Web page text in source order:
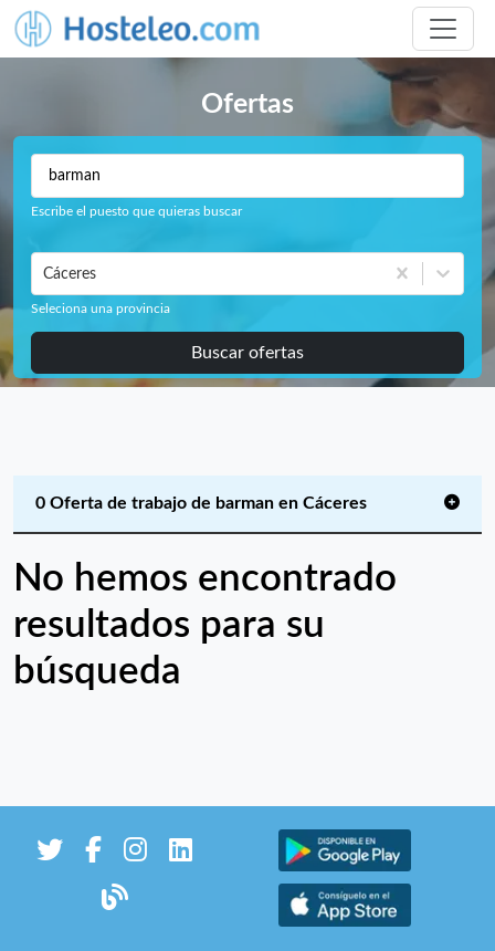
Ofertas
Escribe el puesto que quieras buscar
Cáceres
Seleciona una provincia
Buscar ofertas
0 Oferta de trabajo de barman en Cáceres
No hemos encontrado
resultados para su
búsqueda